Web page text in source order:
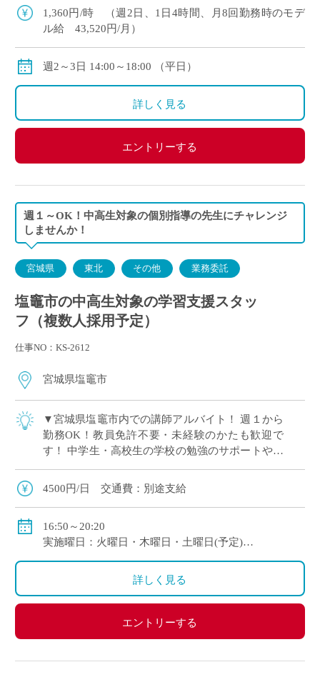
サポート ・レクリエーション活動の補助 […]
1,360円/時 （週2日、1日4時間、月8回勤務時のモデ
ル給 43,520円/月）
週2～3日 14:00～18:00 （平日）
詳しく見る
エントリーする
週１～OK！中高生対象の個別指導の先生にチャレンジ
しませんか！
宮城県 東北 その他 業務委託
塩竈市の中高生対象の学習支援スタッ
フ（複数人採用予定）
仕事NO：KS-2612
宮城県塩竈市
▼宮城県塩竈市内での講師アルバイト！ 週１から
勤務OK！教員免許不要・未経験のかたも歓迎で
す！ 中学生・高校生の学校の勉強のサポートや受
験に向けた勉強のサポートをお願いします。 子ど
もの成長をいっしょに喜び、やりがいを感 […]
4500円/日 交通費：別途支給
16:50～20:20
実施曜日：火曜日・木曜日・土曜日(予定)
授業時間：2コマ＋自習対応
詳しく見る
エントリーする